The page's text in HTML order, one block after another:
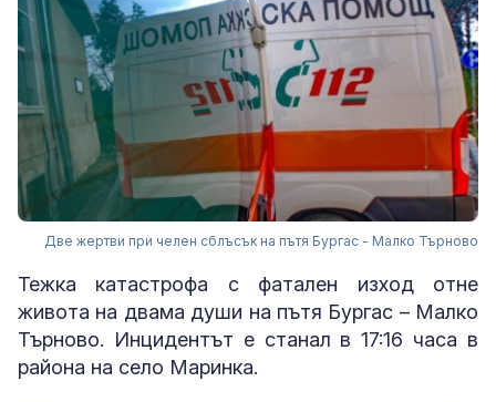
Две жертви при челен сблъсък на пътя Бургас - Малко Търново
Тежка катастрофа с фатален изход отне
живота на двама души на пътя Бургас – Малко
Търново. Инцидентът е станал в 17:16 часа в
района на село Маринка.